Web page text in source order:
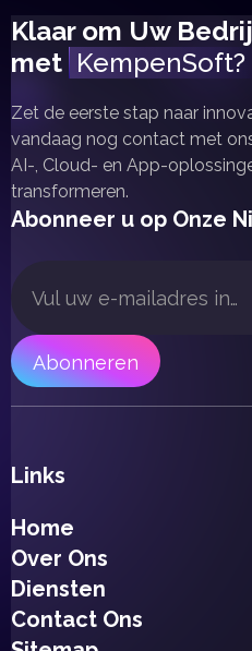
Klaar om Uw
met KempenSoft?
Zet de eerste stap naar
vandaag nog contact met
AI-, Cloud- en App-
transformeren.
Abonneer u op Onze
Links
Home
Over Ons
Diensten
Contact Ons